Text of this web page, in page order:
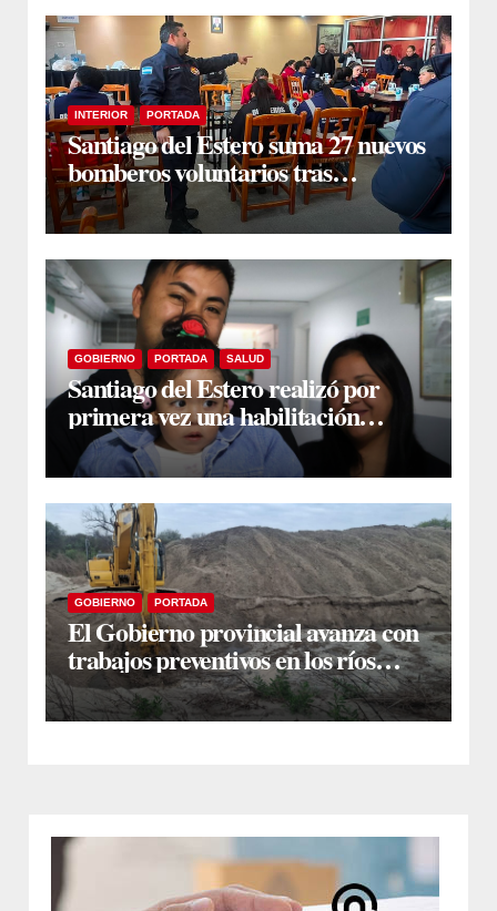
INTERIOR PORTADA
Santiago del Estero suma 27 nuevos
bomberos voluntarios tras
completar su ciclo formativo en
Forres
GOBIERNO PORTADA SALUD
Santiago del Estero realizó por
primera vez una habilitación
auditiva con vincha de conducción
ósea
GOBIERNO PORTADA
El Gobierno provincial avanza con
trabajos preventivos en los ríos
Dulce y Salado y en los Bajos
Submeridionales